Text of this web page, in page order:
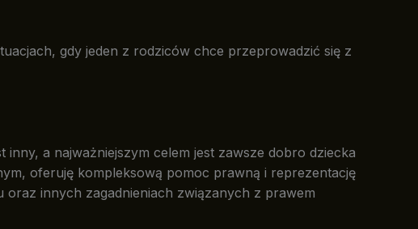
gdy jeden z rodziców chce przeprowadzić się z
a najważniejszym celem jest zawsze dobro dziecka
oferuję kompleksową pomoc prawną i reprezentację
innych zagadnieniach związanych z prawem